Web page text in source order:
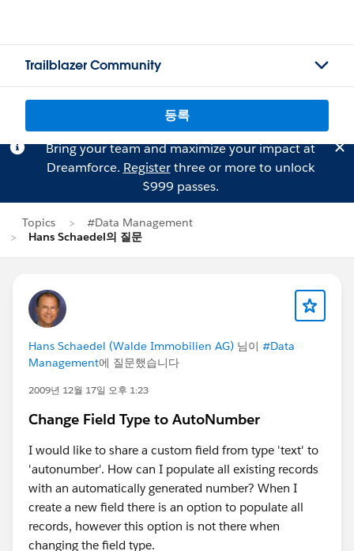
Trailblazer Community
등록
Bring your team and maximize your impact at
Dreamforce. Registerthree or more to unlock
$999 passes.
Topics
#Data Management
Hans Schaedel의 질문
Hans Schaedel (Walde Immobilien AG) 님이 #Data
Management에 질문했습니다
2009년 12월 17일 오후 1:23
Change Field Type to AutoNumber
I would like to share a custom field from type 'text' to
'autonumber'. How can I populate all existing records
with an automatically generated number? When I
create a new field there is an option to populate all
records, however this option is not there when
changing the field type.